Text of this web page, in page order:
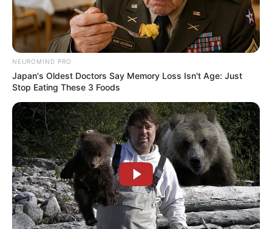
-G
Sequência de amistosos antes da estreia
Antes de iniciar sua campanha no Mundial, a Seleção ainda terá
mais dois amistosos preparatórios.
NEUROMIND PRO
Japan's Oldest Doctors Say Memory Loss Isn't Age: Just
Stop Eating These 3 Foods